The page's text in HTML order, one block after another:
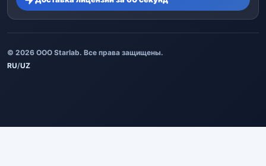
© 2026 ООО Starlab. Все права защищены.
RU/UZ